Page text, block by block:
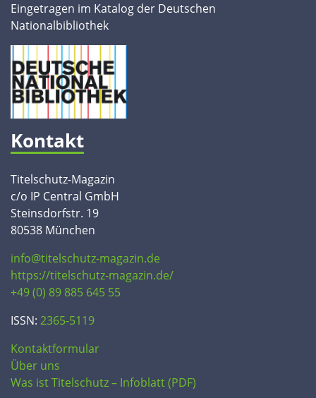
Eingetragen im Katalog der Deutschen
Nationalbibliothek
Kontakt
Titelschutz-Magazin
c/o IP Central GmbH
Steinsdorfstr. 19
80538 München
info@titelschutz-magazin.de
https://titelschutz-magazin.de/
+49 (0) 89 885 645 55
ISSN: 2365-5119
Kontaktformular
Über uns
Was ist Titelschutz – Infoblatt (PDF)